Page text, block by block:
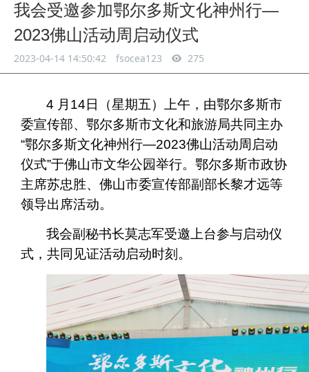
我会受邀参加鄂尔多斯文化神州行—
2023佛山活动周启动仪式
2023-04-14 14:50:42 fsocea123 275
4 月14日（星期五）上午，由鄂尔多斯市
委宣传部、鄂尔多斯市文化和旅游局共同主办
“鄂尔多斯文化神州行—2023佛山活动周启动
仪式”于佛山市文华公园举行。鄂尔多斯市政协
主席苏忠胜、佛山市委宣传部副部长黎才远等
领导出席活动。
我会副秘书长莫志军受邀上台参与启动仪
式，共同见证活动启动时刻。